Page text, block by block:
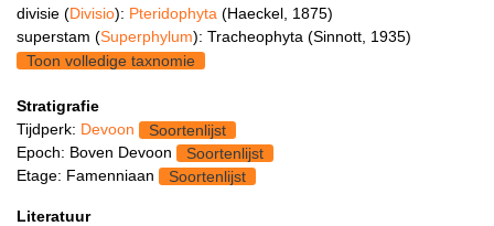
divisie (Divisio): Pteridophyta (Haeckel, 1875)
superstam (Superphylum): Tracheophyta (Sinnott, 1935)
Toon volledige taxnomie
Stratigrafie
Tijdperk: Devoon
Soortenlijst
Epoch: Boven Devoon
Soortenlijst
Etage: Famenniaan
Soortenlijst
Literatuur